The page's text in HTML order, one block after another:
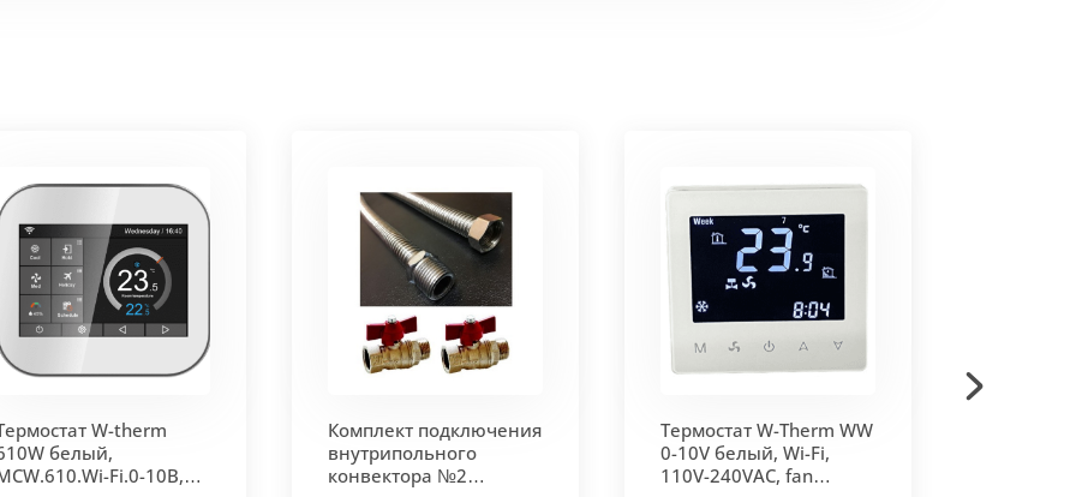
покрытием чёрного цвета.
- золото, бронза, чёрный, серебро (без доплат)
решетки - 13мм.
Может быть изменена на 10 или 18 мм, что влияет на внешний вид и
W-therm
белый,
Fi.0-10В,
Комплект подключения
внутрипольного
конвектора №2
Термостат W-Therm WW
0-10V белый, Wi-Fi,
110V-240VAC, fan